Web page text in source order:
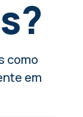
como
em